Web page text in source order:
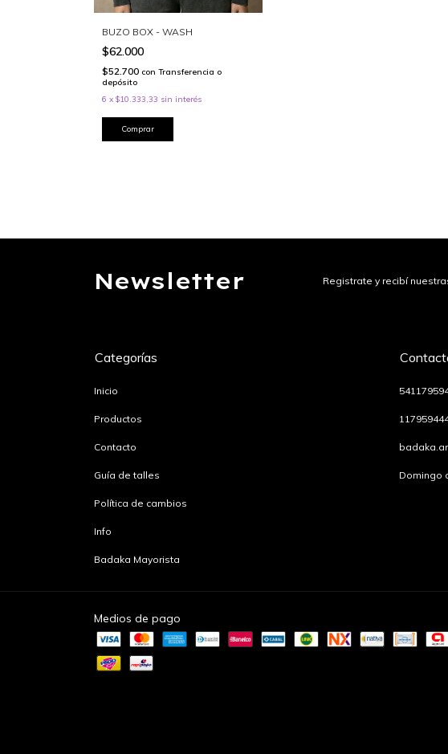
BUZO BOX - WASH
$62.000
$52.700 con Transferencia o
depósito
6 x $10.333,33 sin interés
Comprar
Newsletter Registrate y recibí
Categorías
Inicio
Productos
Contacto
Guía de talles
Política de cambios
Info
Badaka Mayorista
Domingo
Medios de pago